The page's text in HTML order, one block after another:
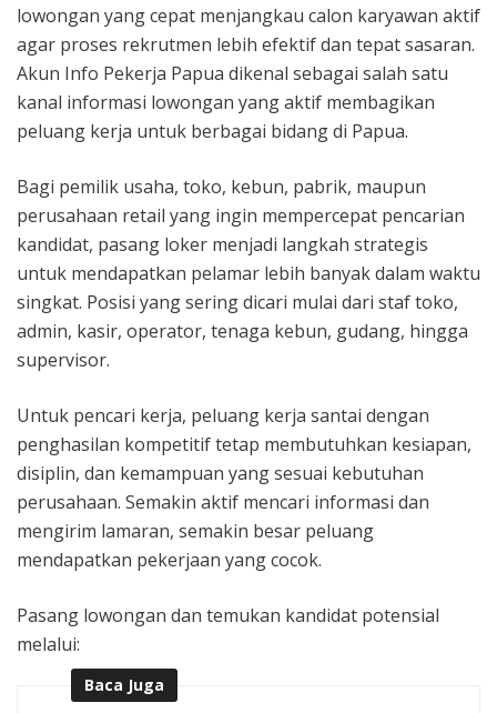
lowongan yang cepat menjangkau calon karyawan aktif
agar proses rekrutmen lebih efektif dan tepat sasaran.
Akun Info Pekerja Papua dikenal sebagai salah satu
kanal informasi lowongan yang aktif membagikan
peluang kerja untuk berbagai bidang di Papua.
Bagi pemilik usaha, toko, kebun, pabrik, maupun
perusahaan retail yang ingin mempercepat pencarian
kandidat, pasang loker menjadi langkah strategis
untuk mendapatkan pelamar lebih banyak dalam waktu
singkat. Posisi yang sering dicari mulai dari staf toko,
admin, kasir, operator, tenaga kebun, gudang, hingga
supervisor.
Untuk pencari kerja, peluang kerja santai dengan
penghasilan kompetitif tetap membutuhkan kesiapan,
disiplin, dan kemampuan yang sesuai kebutuhan
perusahaan. Semakin aktif mencari informasi dan
mengirim lamaran, semakin besar peluang
mendapatkan pekerjaan yang cocok.
Pasang lowongan dan temukan kandidat potensial
melalui:
Baca Juga